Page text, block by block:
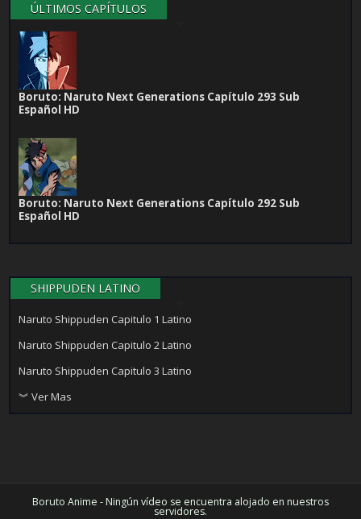
ÚLTIMOS CAPÍTULOS
Boruto: Naruto Next Generations Capítulo 293 Sub
Español HD
Boruto: Naruto Next Generations Capítulo 292 Sub
Español HD
SHIPPUDEN LATINO
Naruto Shippuden Capitulo 1 Latino
Naruto Shippuden Capitulo 2 Latino
Naruto Shippuden Capitulo 3 Latino
︾ Ver Mas
Boruto Anime - Ningún vídeo se encuentra alojado en nuestros
servidores.